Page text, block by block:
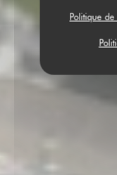
Politique